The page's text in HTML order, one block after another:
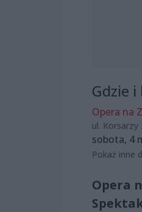
Gdzie i
Opera na
ul. Korsarzy
sobota, 4
Pokaż inne
Opera